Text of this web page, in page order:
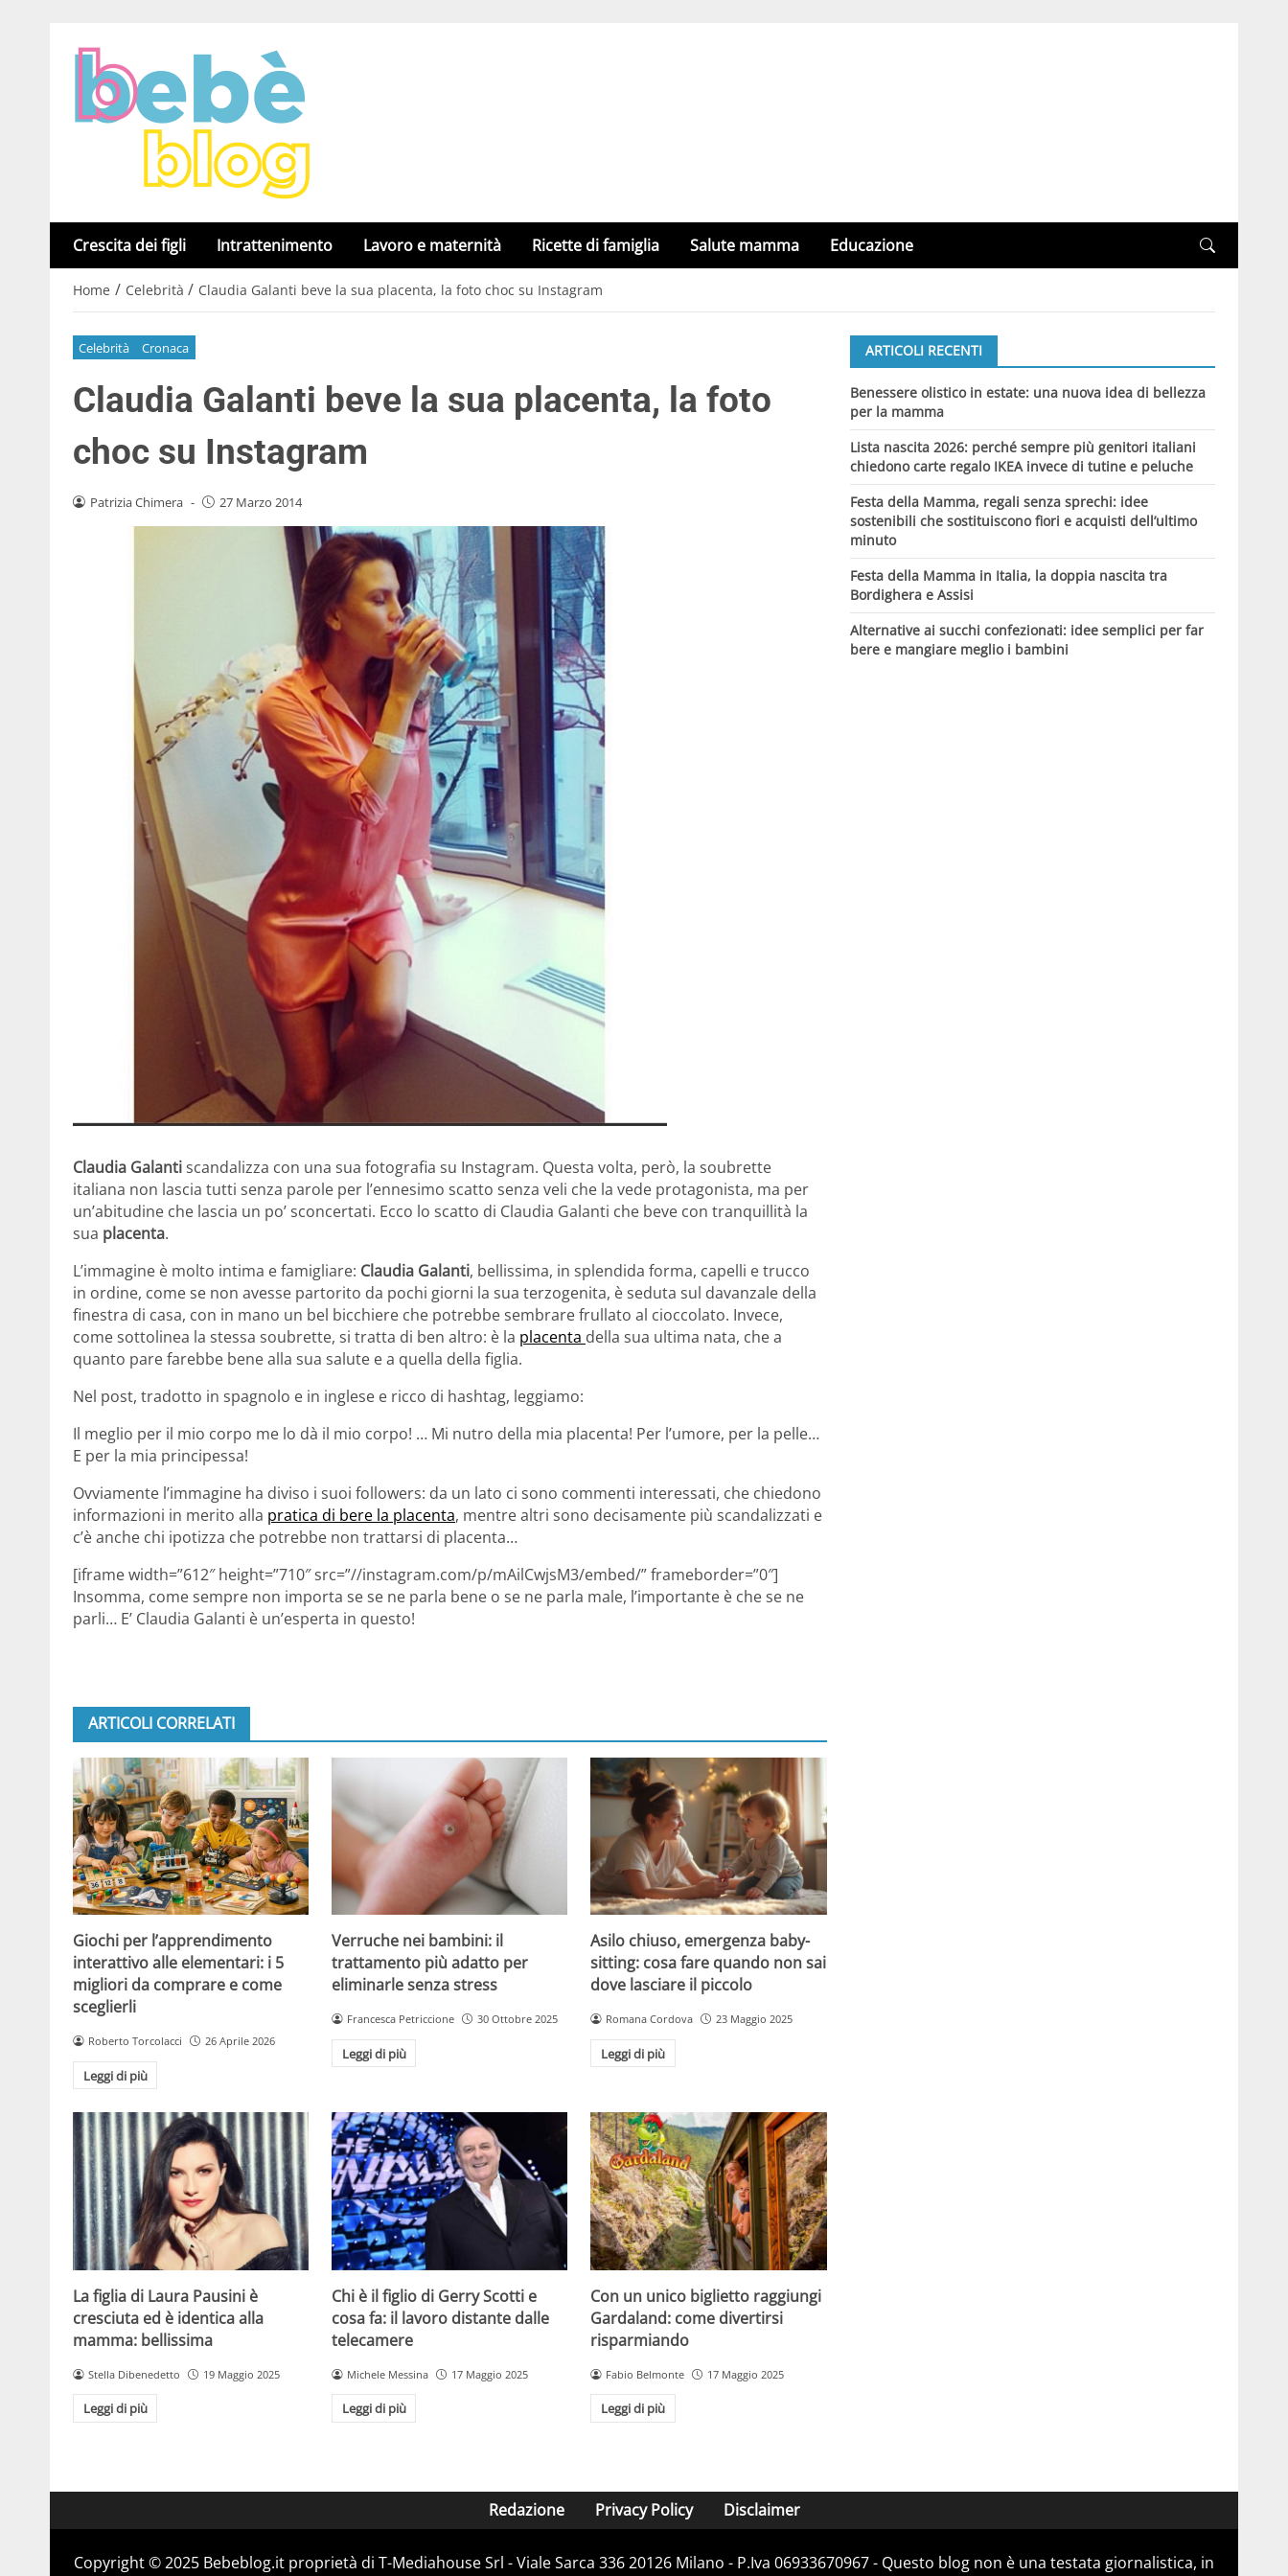
Crescita dei figli Intrattenimento Lavoro e maternità Ricette di famiglia Salute mamma Educazione
Home / Celebrità / Claudia Galanti beve la sua placenta, la foto choc su Instagram
Celebrità Cronaca
Claudia Galanti beve la sua placenta, la foto
choc su Instagram
Patrizia Chimera - 27 Marzo 2014
Claudia Galantiscandalizza con una sua fotografia su Instagram. Questa volta, però, la soubrette
italiana non lascia tutti senza parole per l’ennesimo scatto senza veli che la vede protagonista, ma per
un’abitudine che lascia un po’ sconcertati. Ecco lo scatto di Claudia Galanti che beve con tranquillità la
sua placenta.
L’immagine è molto intima e famigliare: Claudia Galanti, bellissima, in splendida forma, capelli e trucco
in ordine, come se non avesse partorito da pochi giorni la sua terzogenita, è seduta sul davanzale della
finestra di casa, con in mano un bel bicchiere che potrebbe sembrare frullato al cioccolato. Invece,
come sottolinea la stessa soubrette, si tratta di ben altro: è la placenta della sua ultima nata, che a
quanto pare farebbe bene alla sua salute e a quella della figlia.
Nel post, tradotto in spagnolo e in inglese e ricco di hashtag, leggiamo:
Il meglio per il mio corpo me lo dà il mio corpo! … Mi nutro della mia placenta! Per l’umore, per la pelle…
E per la mia principessa!
Ovviamente l’immagine ha diviso i suoi followers: da un lato ci sono commenti interessati, che chiedono
informazioni in merito alla pratica di bere la placenta, mentre altri sono decisamente più scandalizzati e
c’è anche chi ipotizza che potrebbe non trattarsi di placenta…
[iframe width=”612″ height=”710″ src=”//instagram.com/p/mAilCwjsM3/embed/” frameborder=”0″]
Insomma, come sempre non importa se se ne parla bene o se ne parla male, l’importante è che se ne
parli… E’ Claudia Galanti è un’esperta in questo!
ARTICOLI CORRELATI
Giochi per l’apprendimento
interattivo alle elementari: i 5
migliori da comprare e come
sceglierli
Roberto Torcolacci 26 Aprile 2026
Leggi di più
Verruche nei bambini: il
trattamento più adatto per
eliminarle senza stress
Francesca Petriccione 30 Ottobre 2025
Leggi di più
Asilo chiuso, emergenza baby-
sitting: cosa fare quando non sai
dove lasciare il piccolo
Romana Cordova 23 Maggio 2025
Leggi di più
La figlia di Laura Pausini è
cresciuta ed è identica alla
mamma: bellissima
Stella Dibenedetto 19 Maggio 2025
Leggi di più
Chi è il figlio di Gerry Scotti e
cosa fa: il lavoro distante dalle
telecamere
Michele Messina 17 Maggio 2025
Leggi di più
Con un unico biglietto raggiungi
Gardaland: come divertirsi
risparmiando
Fabio Belmonte 17 Maggio 2025
Leggi di più
ARTICOLI RECENTI
Benessere olistico in estate: una nuova idea di bellezza
per la mamma
Lista nascita 2026: perché sempre più genitori italiani
chiedono carte regalo IKEA invece di tutine e peluche
Festa della Mamma, regali senza sprechi: idee
sostenibili che sostituiscono fiori e acquisti dell’ultimo
minuto
Festa della Mamma in Italia, la doppia nascita tra
Bordighera e Assisi
Alternative ai succhi confezionati: idee semplici per far
bere e mangiare meglio i bambini
Redazione Privacy Policy Disclaimer
Copyright © 2025 Bebeblog.it proprietà di T-Mediahouse Srl - Viale Sarca 336 20126 Milano - P.Iva 06933670967 - Questo blog non è una testata giornalistica, in